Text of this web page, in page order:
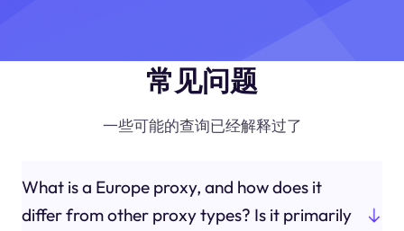
常见问题
一些可能的查询已经解释过了
What is a Europe proxy, and how does it
differ from other proxy types? Is it primarily